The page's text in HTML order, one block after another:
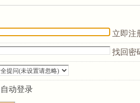
立即注
找回密
自动登录